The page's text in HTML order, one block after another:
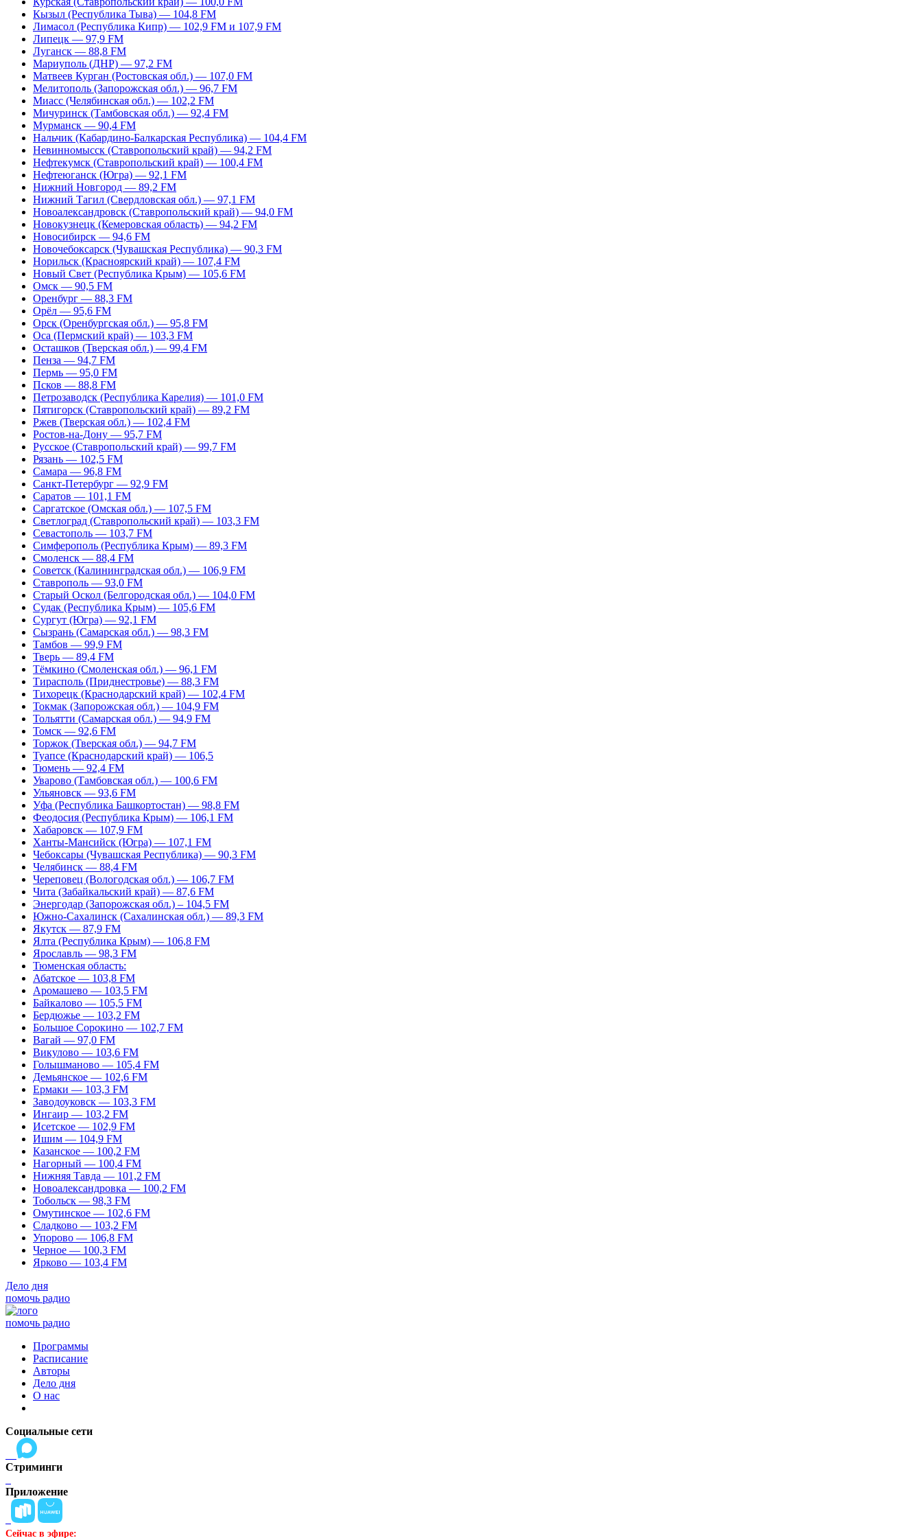
Кызыл (Республика Тыва) — 104,8 FM
Лимасол (Республика Кипр) — 102,9 FM и 107,9 FM
Липецк — 97,9 FM
Луганск — 88,8 FM
Мариуполь (ДНР) — 97,2 FM
Матвеев Курган (Ростовская обл.) — 107,0 FM
Мелитополь (Запорожская обл.) — 96,7 FM
Миасс (Челябинская обл.) — 102,2 FM
Мичуринск (Тамбовская обл.) — 92,4 FM
Мурманск — 90,4 FM
Нальчик (Кабардино-Балкарская Республика) — 104,4 FM
Невинномысск (Ставропольский край) — 94,2 FM
Нефтекумск (Ставропольский край) — 100,4 FM
Нефтеюганск (Югра) — 92,1 FM
Нижний Новгород — 89,2 FM
Нижний Тагил (Свердловская обл.) — 97,1 FM
Новоалександровск (Ставропольский край) — 94,0 FM
Новокузнецк (Кемеровская область) — 94,2 FM
Новосибирск — 94,6 FM
Новочебоксарск (Чувашская Республика) — 90,3 FM
Норильск (Красноярский край) — 107,4 FM
Новый Свет (Республика Крым) — 105,6 FM
Омск — 90,5 FM
Оренбург — 88,3 FM
Орёл — 95,6 FM
Орск (Оренбургская обл.) — 95,8 FM
Оса (Пермский край) — 103,3 FM
Осташков (Тверская обл.) — 99,4 FM
Пенза — 94,7 FM
Пермь — 95,0 FM
Псков — 88,8 FM
Петрозаводск (Республика Карелия) — 101,0 FM
Пятигорск (Ставропольский край) — 89,2 FM
Ржев (Тверская обл.) — 102,4 FM
Ростов-на-Дону — 95,7 FM
Русское (Ставропольский край) — 99,7 FM
Рязань — 102,5 FM
Самара — 96,8 FM
Санкт-Петербург — 92,9 FM
Саратов — 101,1 FM
Саргатское (Омская обл.) — 107,5 FM
Светлоград (Ставропольский край) — 103,3 FM
Севастополь — 103,7 FM
Симферополь (Республика Крым) — 89,3 FM
Смоленск — 88,4 FM
Советск (Калининградская обл.) — 106,9 FM
Ставрополь — 93,0 FM
Старый Оскол (Белгородская обл.) — 104,0 FM
Судак (Республика Крым) — 105,6 FM
Сургут (Югра) — 92,1 FM
Сызрань (Самарская обл.) — 98,3 FM
Тамбов — 99,9 FM
Тверь — 89,4 FM
Тёмкино (Смоленская обл.) — 96,1 FM
Тирасполь (Приднестровье) — 88,3 FM
Тихорецк (Краснодарский край) — 102,4 FM
Токмак (Запорожская обл.) — 104,9 FM
Тольятти (Самарская обл.) — 94,9 FM
Томск — 92,6 FM
Торжок (Тверская обл.) — 94,7 FM
Туапсе (Краснодарский край) — 106,5
Тюмень — 92,4 FM
Уварово (Тамбовская обл.) — 100,6 FM
Ульяновск — 93,6 FM
Уфа (Республика Башкортостан) — 98,8 FM
Феодосия (Республика Крым) — 106,1 FM
Хабаровск — 107,9 FM
Ханты-Мансийск (Югра) — 107,1 FM
Чебоксары (Чувашская Республика) — 90,3 FM
Челябинск — 88,4 FM
Череповец (Вологодская обл.) — 106,7 FM
Чита (Забайкальский край) — 87,6 FM
Энергодар (Запорожская обл.) – 104,5 FM
Южно-Сахалинск (Сахалинская обл.) — 89,3 FM
Якутск — 87,9 FM
Ялта (Республика Крым) — 106,8 FM
Ярославль — 98,3 FM
Тюменская область:
Абатское — 103,8 FM
Аромашево — 103,5 FM
Байкалово — 105,5 FM
Бердюжье — 103,2 FM
Большое Сорокино — 102,7 FM
Вагай — 97,0 FM
Викулово — 103,6 FM
Голышманово — 105,4 FM
Демьянское — 102,6 FM
Ермаки — 103,3 FM
Заводоуковск — 103,3 FM
Ингаир — 103,2 FM
Исетское — 102,9 FM
Ишим — 104,9 FM
Казанское — 100,2 FM
Нагорный — 100,4 FM
Нижняя Тавда — 101,2 FM
Новоалександровка — 100,2 FM
Тобольск — 98,3 FM
Омутинское — 102,6 FM
Сладково — 103,2 FM
Упорово — 106,8 FM
Черное — 100,3 FM
Ярково — 103,4 FM
Дело дня
помочь радио
помочь радио
Программы
Расписание
Авторы
Дело дня
О нас
Социальные сети
Стриминги
Приложение
Сейчас в эфире: